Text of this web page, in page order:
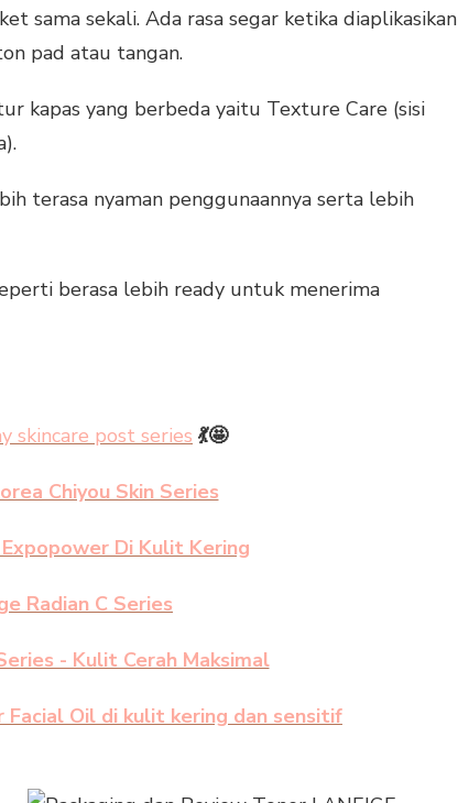
sama sekali. Ada rasa segar ketika diaplikasikan
pad atau tangan.
kapas yang berbeda yaitu Texture Care (sisi
terasa nyaman penggunaannya serta lebih
berasa lebih ready untuk menerima
skincare post series 💃🤩
Chiyou Skin Series
Di Kulit Kering
Radian C Series
- Kulit Cerah Maksimal
Oil di kulit kering dan sensitif